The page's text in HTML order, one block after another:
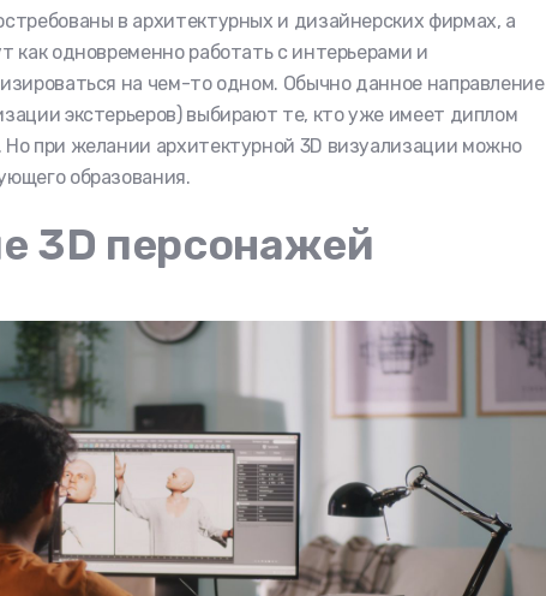
в архитектурных и дизайнерских фирмах, а
как одновременно работать с интерьерами и
на чем-то одном. Обычно данное направление
экстерьеров) выбирают те, кто уже имеет диплом
Но при желании архитектурной 3D визуализации можно
образования.
3D персонажей